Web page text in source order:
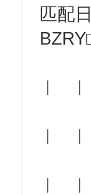
匹配
BZRY
︱
︱
︱